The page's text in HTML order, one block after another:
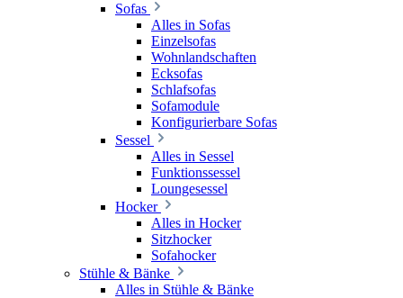
Sofas
Alles in Sofas
Einzelsofas
Wohnlandschaften
Ecksofas
Schlafsofas
Sofamodule
Konfigurierbare Sofas
Sessel
Alles in Sessel
Funktionssessel
Loungesessel
Hocker
Alles in Hocker
Sitzhocker
Sofahocker
Stühle & Bänke
Alles in Stühle & Bänke